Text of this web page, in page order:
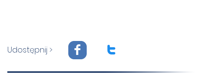
Udostępnij > F T